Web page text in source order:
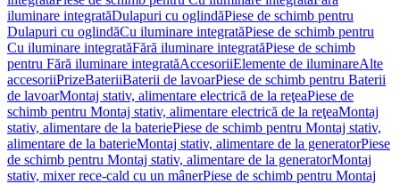
iluminare integratăDulapuri cu oglindăPiese de schimb pentru
Dulapuri cu oglindăCu iluminare integratăPiese de schimb pentru
Cu iluminare integratăFără iluminare integratăPiese de schimb
pentru Fără iluminare integratăAccesoriiElemente de iluminareAlte
accesoriiPrizeBateriiBaterii de lavoarPiese de schimb pentru Baterii
de lavoarMontaj stativ, alimentare electrică de la reţeaPiese de
schimb pentru Montaj stativ, alimentare electrică de la reţeaMontaj
stativ, alimentare de la bateriePiese de schimb pentru Montaj stativ,
alimentare de la baterieMontaj stativ, alimentare de la generatorPiese
de schimb pentru Montaj stativ, alimentare de la generatorMontaj
stativ, mixer rece-cald cu un mânerPiese de schimb pentru Montaj